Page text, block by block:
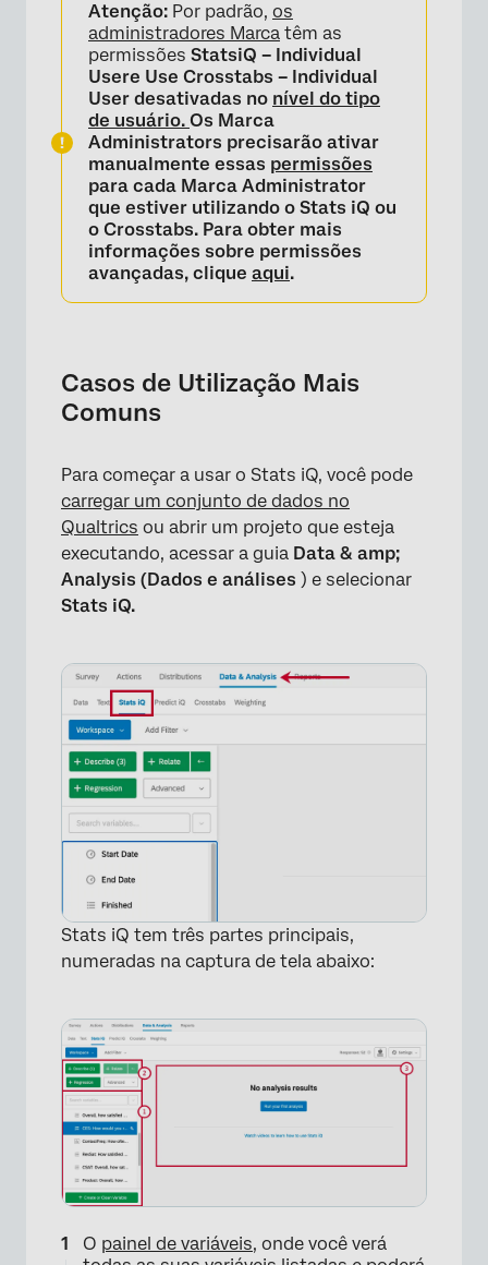
Básico vs. Stats iQ avançado
Tipos de Projetos compatíveis com o Stats
iQ
Perguntas frequentes
Atenção: Por padrão, os
administradores Marca têm as
permissões StatsiQ – Individual
Usere Use Crosstabs – Individual
User desativadas no nível do tipo
de usuário. Os Marca
Administrators precisarão ativar
manualmente essas permissões
para cada Marca Administrator
que estiver utilizando o Stats iQ ou
o Crosstabs. Para obter mais
informações sobre permissões
avançadas, clique aqui.
Casos de Utilização Mais
Comuns
Para começar a usar o Stats iQ, você pode
carregar um conjunto de dados no
Qualtrics ou abrir um projeto que esteja
executando, acessar a guia Data & amp;
Analysis (Dados e análises ) e selecionar
Stats iQ.
Stats iQ tem três partes principais,
numeradas na captura de tela abaixo:
O painel de variáveis, onde você verá